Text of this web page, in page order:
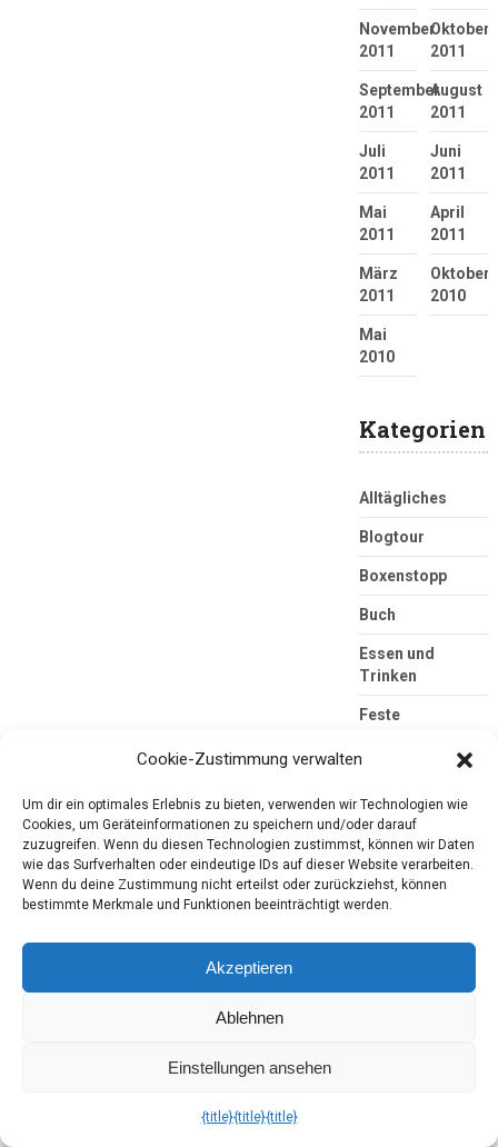
November
2011
Oktober
2011
September
2011
August
2011
Juli
2011
Juni
2011
Mai
2011
April
2011
März
2011
Oktober
2010
Mai
2010
Kategorien
Alltägliches
Blogtour
Boxenstopp
Buch
Essen und
Trinken
Feste
For Me
Hallimash
Haushalt
Hörbuch
Kjero
Konsumgöttinnen
Cookie-Zustimmung verwalten
Um dir ein optimales Erlebnis zu bieten, verwenden wir Technologien wie
Cookies, um Geräteinformationen zu speichern und/oder darauf
zuzugreifen. Wenn du diesen Technologien zustimmst, können wir Daten
wie das Surfverhalten oder eindeutige IDs auf dieser Website verarbeiten.
Wenn du deine Zustimmung nicht erteilst oder zurückziehst, können
bestimmte Merkmale und Funktionen beeinträchtigt werden.
Akzeptieren
Ablehnen
Einstellungen ansehen
{title}{title}{title}